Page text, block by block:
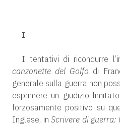
I
I tentativi di ricondurre
canzonette del Golfo di
generale sulla guerra non
esprimere un giudizio
forzosamente positivo su
Inglese, inScrivere di